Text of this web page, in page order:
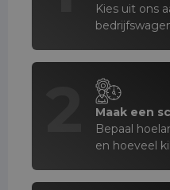
Kies uit ons
Maak een
Bepaal
en hoeveel